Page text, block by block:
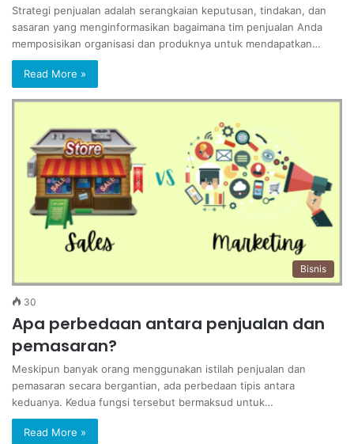
Strategi penjualan adalah serangkaian keputusan, tindakan, dan
sasaran yang menginformasikan bagaimana tim penjualan Anda
memposisikan organisasi dan produknya untuk mendapatkan…
Read More »
Bisnis
30
Apa perbedaan antara penjualan dan
pemasaran?
Meskipun banyak orang menggunakan istilah penjualan dan
pemasaran secara bergantian, ada perbedaan tipis antara
keduanya. Kedua fungsi tersebut bermaksud untuk…
Read More »